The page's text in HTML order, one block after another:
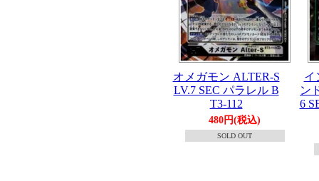
オメガモン ALTER-S
LV.7 SEC パラレル B
T3-112
480円(税込)
SOLD OUT
イ
ン
6